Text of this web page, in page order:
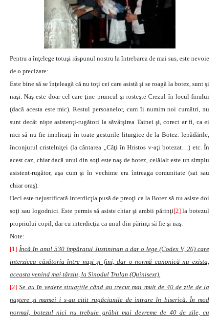
Pentru a înţelege totuşi răspunul nostru la întrebarea de mai sus, este nevoie
de o precizare:
Este bine să se înţeleagă că nu toţi cei care asistă şi se roagă la botez, sunt şi
naşi. Naş este doar cel care ţine pruncul şi rosteşte Crezul în locul finului
(dacă acesta este mic). Restul persoanelor, cum îi numim noi cumătri, nu
sunt decât nişte asistenţi-rugători la săvârşirea Tainei şi, corect ar fi, ca ei
nici să nu fie implicaţi în toate gesturile liturgice de la Botez: lepădările,
înconjurul cristelniţei (la cântarea „Câţi în Hristos v-aţi botezat…) etc. În
acest caz, chiar dacă unul din soţi este naş de botez, celălalt este un simplu
asistent-rugător, aşa cum şi în vechime era întreaga comunitate (sat sau
chiar oraş).
Deci este nejustificată interdicţia pusă de preoţi ca la Botez să nu asiste doi
soţi sau logodnici. Este permis să asiste chiar şi ambii părinţi[2]la botezul
propriului copil, dar cu interdicţia ca unul din părinţi să fie şi naş.
Note:
[1] Încă în anul 530 împăratul Justininan a dat o lege (Codex V, 26) care
interzicea căsătoria între naşi şi fini, dar o normă canonică nu exista,
aceasta venind mai târziu, la Sinodul Trulan (Quinisext).
[2] Se au în vedere situaţiile când au trecut mai mult de 40 de zile de la
naştere şi mamei i s-au citit rugăciunile de intrare în biserică. În mod
normal, botezul nici nu trebuie grăbit mai devreme de 40 de zile, cu